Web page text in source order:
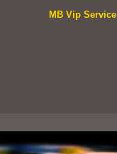
MB Vip Service